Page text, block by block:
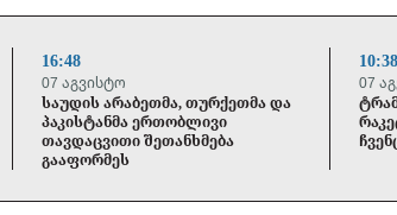
16:48
07 აგვისტო
საუდის არაბეთმა, თურქეთმა და
პაკისტანმა ერთობლივი
თავდაცვითი შეთანხმება
გააფორმეს
10:38
07